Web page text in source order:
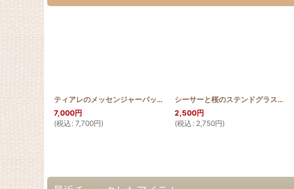
ティアレのメッセンジャーバッグ HQB_MINI_M_TIA]
7,000円
(税込 : 7,700円)
シーサーと桜のステンドグラスキルトタペストリー70cm ステンドグラスキルトパターン
2,500円
(税込 : 2,750円)